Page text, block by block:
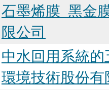
石墨烯膜_黑金
限公司
中水回用系統
環境技術股份有